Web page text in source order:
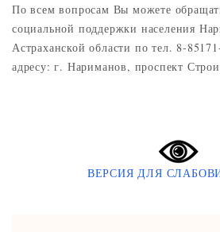
По всем вопросам Вы можете
социальной поддержки населения
Астраханской области по тел. 8-
адресу: г. Нариманов, проспект
ВЕРСИЯ ДЛЯ